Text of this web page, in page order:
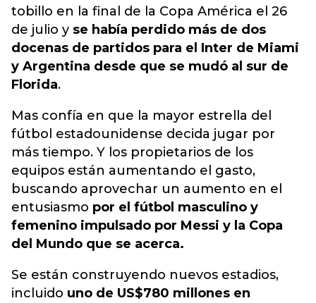
tobillo en la final de la Copa América el 26
de julio y se había perdido más de dos
docenas de partidos para el Inter de Miami
y Argentina desde que se mudó al sur de
Florida.
Mas confía en que la mayor estrella del
fútbol estadounidense decida jugar por
más tiempo. Y los propietarios de los
equipos están aumentando el gasto,
buscando aprovechar un aumento en el
entusiasmo por el fútbol masculino y
femenino impulsado por Messi y la Copa
del Mundo que se acerca.
Se están construyendo nuevos estadios,
incluido uno de US$780 millones en